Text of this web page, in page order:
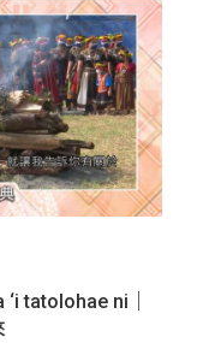
‘i tatolohae ni｜